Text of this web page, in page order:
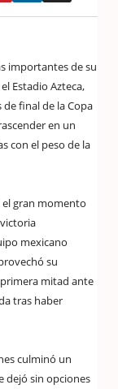
importantes de su
Estadio Azteca,
final de la Copa
en un
con el peso de la
gran momento
mexicano
su
mitad ante
tras haber
culminó un
dejó sin opciones